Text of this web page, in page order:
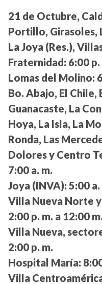
21 de Octubre,
Portillo, Girasoles,
La Joya (Res.),
Fraternidad: 6:00 p.
Lomas del Molino:
Bo. Abajo, El Chile,
Guanacaste, La
Hoya, La Isla, La
Ronda, Las
Dolores y Centro
7:00 a. m.
Joya (INVA): 5:00 a.
Villa Nueva Norte y
2:00 p. m. a 12:00 m.
Villa Nueva,
2:00 p. m.
Hospital María:
Villa